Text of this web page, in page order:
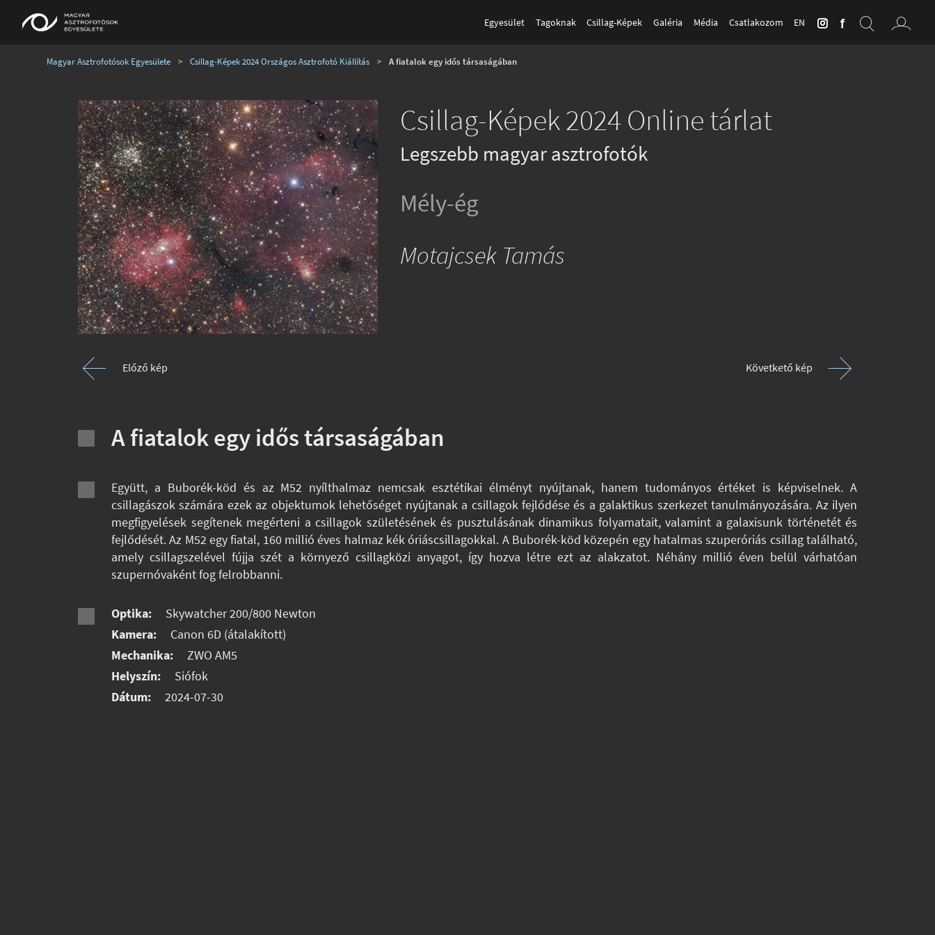
Egyesület Tagoknak Csillag-Képek Galéria Média Csatlakozom EN
Magyar Asztrofotósok Egyesülete > Csillag-Képek 2024 Országos Asztrofotó Kiállítás > A fiatalok egy idős társaságában
Csillag-Képek 2024 Online tárlat
Legszebb magyar asztrofotók
Mély-ég
Motajcsek Tamás
Előző kép Követkető kép
A fiatalok egy idős társaságában
Együtt, a Buborék-köd és az M52 nyílthalmaz nemcsak esztétikai élményt nyújtanak, hanem tudományos értéket is képviselnek. A
csillagászok számára ezek az objektumok lehetőséget nyújtanak a csillagok fejlődése és a galaktikus szerkezet tanulmányozására. Az ilyen
megfigyelések segítenek megérteni a csillagok születésének és pusztulásának dinamikus folyamatait, valamint a galaxisunk történetét és
fejlődését. Az M52 egy fiatal, 160 millió éves halmaz kék óriáscsillagokkal. A Buborék-köd közepén egy hatalmas szuperóriás csillag található,
amely csillagszelével fújja szét a környező csillagközi anyagot, így hozva létre ezt az alakzatot. Néhány millió éven belül várhatóan
szupernóvaként fog felrobbanni.
Optika:
Skywatcher 200/800 Newton
Kamera:
Canon 6D (átalakított)
Mechanika:
ZWO AM5
Helyszín:
Siófok
Dátum:
2024-07-30